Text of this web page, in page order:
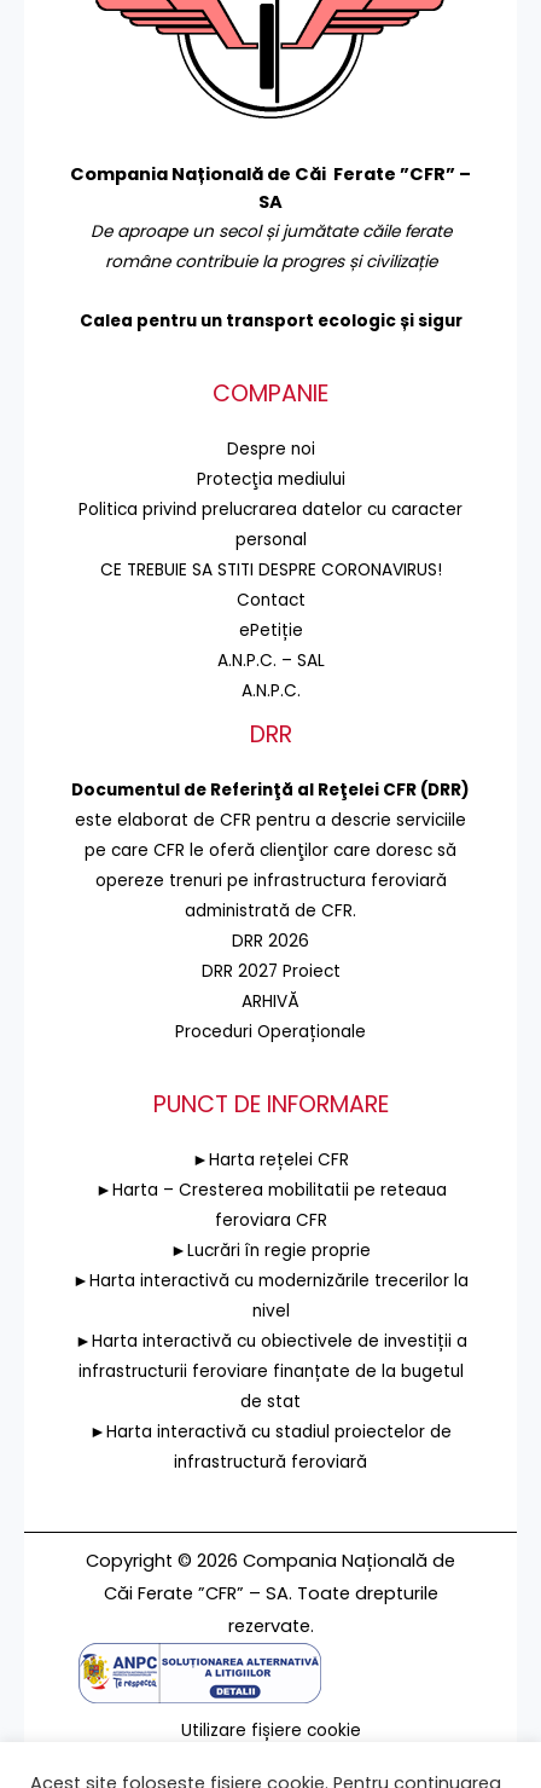
Compania Națională de Căi Ferate ”CFR” –
SA
De aproape un secol și jumătate căile ferate
române contribuie la progres și civilizație
Calea pentru un transport ecologic și sigur
COMPANIE
Despre noi
Protecţia mediului
Politica privind prelucrarea datelor cu caracter
personal
CE TREBUIE SA STITI DESPRE CORONAVIRUS!
Contact
ePetiție
A.N.P.C. – SAL
A.N.P.C.
DRR
Documentul de Referinţă al Reţelei CFR (DRR)
este elaborat de CFR pentru a descrie serviciile
pe care CFR le oferă clienţilor care doresc să
opereze trenuri pe infrastructura feroviară
administrată de CFR.
DRR 2026
DRR 2027 Proiect
ARHIVĂ
Proceduri Operaționale
PUNCT DE INFORMARE
►Harta rețelei CFR
►Harta – Cresterea mobilitatii pe reteaua
feroviara CFR
►Lucrări în regie proprie
►Harta interactivă cu modernizările trecerilor la
nivel
►Harta interactivă cu obiectivele de investiții a
infrastructurii feroviare finanțate de la bugetul
de stat
►Harta interactivă cu stadiul proiectelor de
infrastructură feroviară
Copyright © 2026 Compania Națională de
Căi Ferate ”CFR” – SA. Toate drepturile
rezervate.
Utilizare fișiere cookie
Acest site folosește fișiere cookie. Pentru continuarea